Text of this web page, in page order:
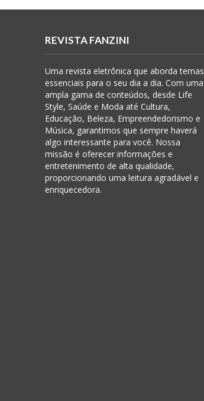
REVISTA FANZINI
Uma revista eletrônica que aborda temas
essenciais para o seu dia a dia. Com uma
ampla gama de conteúdos, desde Life
Style, Saúde e Moda até Cultura,
Educação, Beleza, Empreendedorismo e
Música, garantimos que sempre haverá
algo interessante para você. Nossa
missão é oferecer informações e
entretenimento de alta qualidade,
proporcionando uma leitura agradável e
enriquecedora.